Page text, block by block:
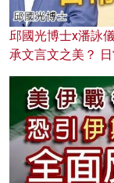
邱國光博士x潘詠
承文言文之美？